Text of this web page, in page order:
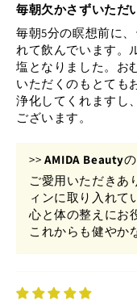
毎朝欠かさずいただ
毎朝5分の瞑想前に
れて飲んでいます。
塩となりました。お
いただくのもとても
浄化してくれますし
ございます。
>> AMIDA Beauty
ご愛用いただきあ
ィンに取り入れて
心と体の整えにお
これからも健やか